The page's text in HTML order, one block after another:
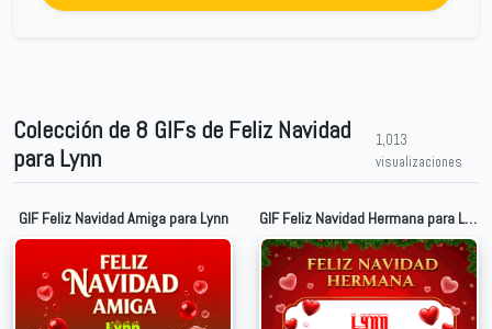
Colección de 8 GIFs de Feliz Navidad
para Lynn
1,013
visualizaciones
GIF Feliz Navidad Amiga para Lynn GIF Feliz Navidad Hermana para Lynn